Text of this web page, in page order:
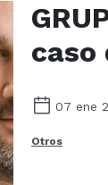
caso
07 ene
Otros